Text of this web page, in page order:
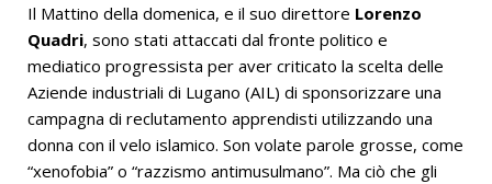
Il Mattino della domenica, e il suo direttore Lorenzo
Quadri, sono stati attaccati dal fronte politico e
mediatico progressista per aver criticato la scelta delle
Aziende industriali di Lugano (AIL) di sponsorizzare una
campagna di reclutamento apprendisti utilizzando una
donna con il velo islamico. Son volate parole grosse, come
“xenofobia” o “razzismo antimusulmano”. Ma ciò che gli